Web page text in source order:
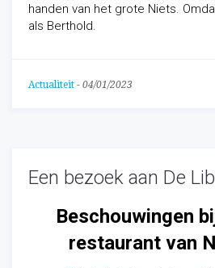
handen van het grote Niets.
als Berthold.
Actualiteit - 04/01/2023
Een bezoek aan De
Beschouwingen
restaurant van